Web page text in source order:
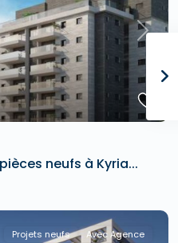
Next
neufs à Kyria...
Projets neufs Avec Agence